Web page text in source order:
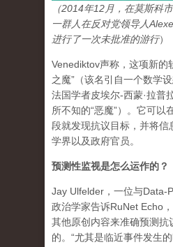
（2014年12月，在莫斯科
一群人在反对党领导人
进行了一次未批准的游行）
Venediktov声称，这项新的
之魔”（该名引自一个数学
法国学者皮埃尔-西蒙·拉普
所不知的“恶魔”）。它可以
段就发现抗议目标，并将信
学界以及政府官员。
预测性监视是怎么运作的？
Jay Ulfelder，一位与Data-
政治学家告诉RuNet Echo
其他原创内容来准确预测抗
的。“尤其是临近事件发生